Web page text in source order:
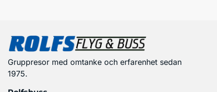
Gruppresor med omtanke och erfarenhet sedan
1975.